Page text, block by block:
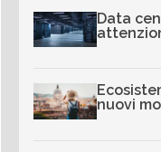
Data
nuovi